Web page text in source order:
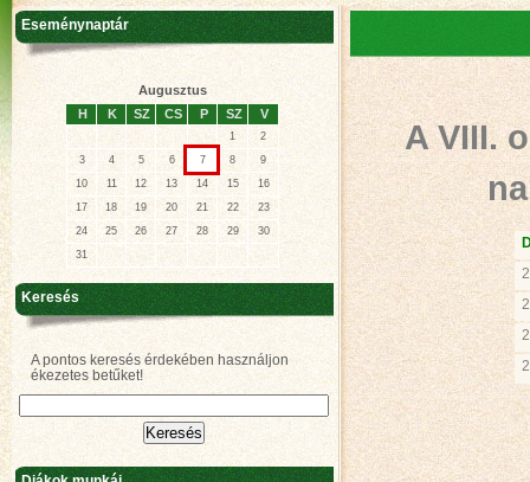
A VIII.
Eseménynaptár
Augusztus
H
K SZ CS P SZ V
1
2
3
4 5 6 7 8
9
10
11 12 13 14 15
16
17
18 19 20 21 22
23
24
25 26 27 28 29
30
31
Keresés
A pontos keresés érdekében használjon
ékezetes betűket!